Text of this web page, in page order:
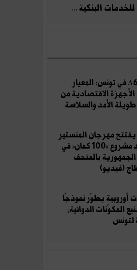
البنكية ...
أوبو تطلق A6c في تونس: المعيار
الاقتصادية من
الأمد والسلاسة
يفتتح مهرجان المنستير
الدولي ويقود مشروع «100 كمان» في
بالمتحف
(فيديو)
أوروبية يطوّر نموذجًا
المكوّنات الدوائية،
لتونس